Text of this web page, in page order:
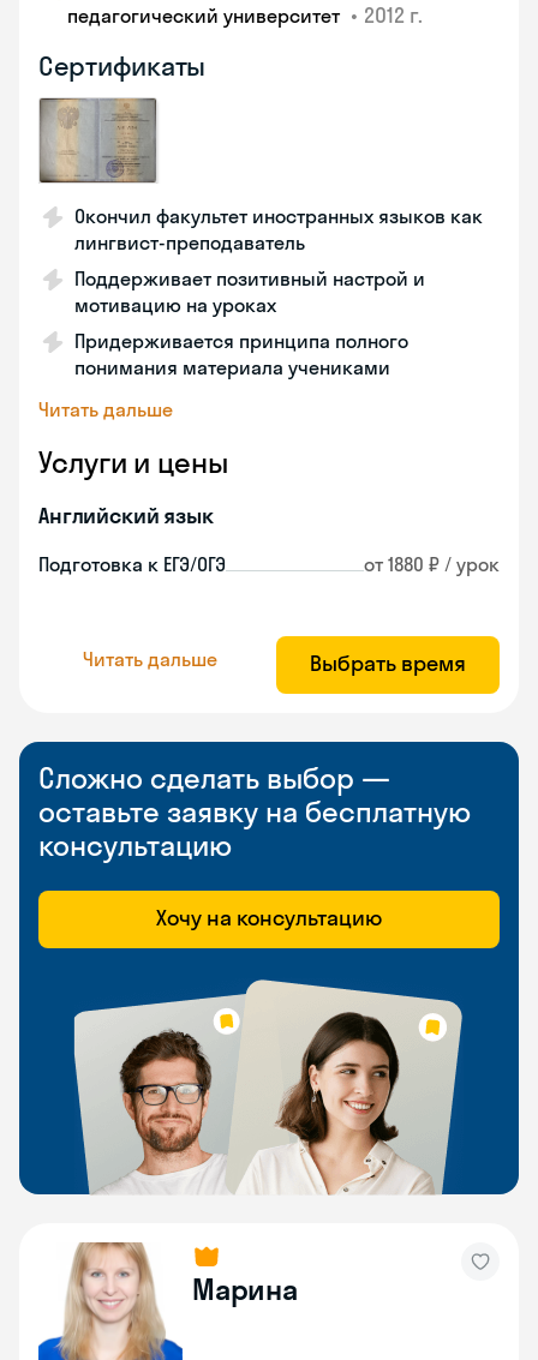
педагогический университет • 2012 г.
Сертификаты
Окончил факультет иностранных языков как
лингвист-преподаватель
Поддерживает позитивный настрой и
мотивацию на уроках
Придерживается принципа полного
понимания материала учениками
Читать дальше
Услуги и цены
Английский язык
Подготовка к ЕГЭ/ОГЭ от 1880 ₽ / урок
Читать дальше Выбрать время
Сложно сделать выбор —
оставьте заявку на бесплатную
консультацию
Хочу на консультацию
Марина